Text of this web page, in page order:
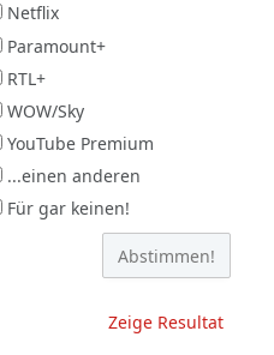
Netflix
Paramount+
RTL+
WOW/Sky
YouTube Premium
...einen anderen
Für gar keinen!
Zeige Resultat